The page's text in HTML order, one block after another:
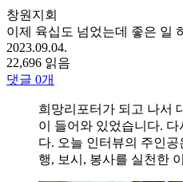
창원지회
이제 육십도 넘었는데 좋은 일
2023.09.04.
22,696 읽음
댓글 0개
희망리포터가 되고 나서
이 들어와 있었습니다.
다. 오늘 인터뷰의 주인
행, 보시, 봉사를 실천한